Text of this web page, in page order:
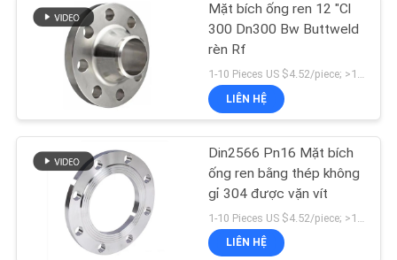
TẤT
TRƯỜNG
HỢP
Mặt bích ống ren 12 "Cl
300 Dn300 Bw Buttweld
rèn Rf
LIÊN HỆ
Din2566 Pn16 Mặt bích
ống ren bằng thép không
gỉ 304 được vặn vít
LIÊN HỆ